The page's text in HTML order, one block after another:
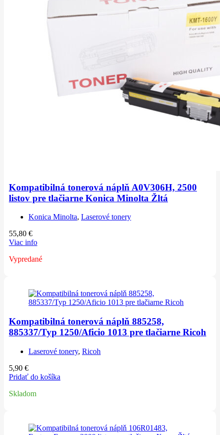
Kompatibilná tonerová náplň A0V306H, 2500
listov pre tlačiarne Konica Minolta Žltá
Konica Minolta, Laserové tonery
55,80 €
Viac info
Vypredané
Kompatibilná tonerová náplň 885258,
885337/Typ 1250/Aficio 1013 pre tlačiarne Ricoh
Laserové tonery, Ricoh
5,90 €
Pridať do košíka
Skladom